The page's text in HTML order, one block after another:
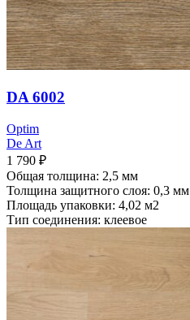
DA 6002
Optim
De Art
1 790 ₽
Общая толщина: 2,5 мм
Толщина защитного слоя: 0,3 мм
Площадь упаковки: 4,02 м2
Тип соединения: клеевое